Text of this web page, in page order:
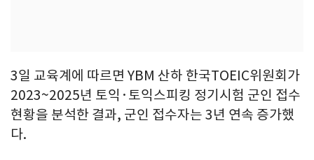
3일 교육계에 따르면 YBM 산하 한국TOEIC위원회가
2023~2025년 토익·토익스피킹 정기시험 군인 접수
현황을 분석한 결과, 군인 접수자는 3년 연속 증가했
다.